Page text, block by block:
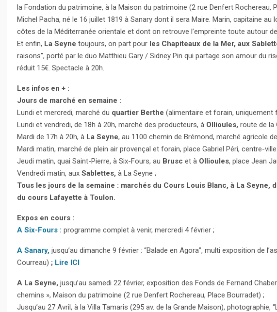
la Fondation du patrimoine, à la Maison du patrimoine (2 rue Denfert
Michel Pacha, né le 16 juillet 1819 à Sanary dont il sera Maire. Marin, capitaine
côtes de la Méditerranée orientale et dont on retrouve l’empreinte toute autour
Et enfin, La Seyne toujours, on part pour les Chapiteaux de la Mer, aux
raisons”, porté par le duo Matthieu Gary / Sidney Pin qui partage son amour du
réduit 15€. Spectacle à 20h.
Les infos en + :
Jours de marché en semaine :
Lundi et mercredi, marché du quartier Berthe (alimentaire et forain, uniquement
Lundi et vendredi, de 18h à 20h, marché des producteurs, à Ollioules, route de la
Mardi de 17h à 20h, à La Seyne, au 1100 chemin de Brémond, marché agricole
Mardi matin, marché de plein air provençal et forain, place Gabriel Péri, centre-
Jeudi matin, quai Saint-Pierre, à Six-Fours, au Brusc et à Ollioules, place Jean
Vendredi matin, aux Sablettes, à La Seyne ;
Tous les jours de la semaine : marchés du Cours Louis Blanc, à La
du cours Lafayette à Toulon.
Expos en cours :
A Six-Fours : programme complet à venir, mercredi 4 février ;
A Sanary, jusqu’au dimanche 9 février : “Balade en Agora”, multi exposition de
Courreau) ; Lire ICI
A La Seyne, jusqu’au samedi 22 février, exposition des Fonds de Fernand
chemins », Maison du patrimoine (2 rue Denfert Rochereau, Place Bourradet) ;
Jusqu’au 27 Avril, à la Villa Tamaris (295 av. de la Grande Maison),